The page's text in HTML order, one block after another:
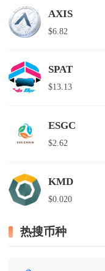
AXIS
$6.82
SPAT
$13.13
ESGC
$2.62
KMD
$0.020
热搜币种